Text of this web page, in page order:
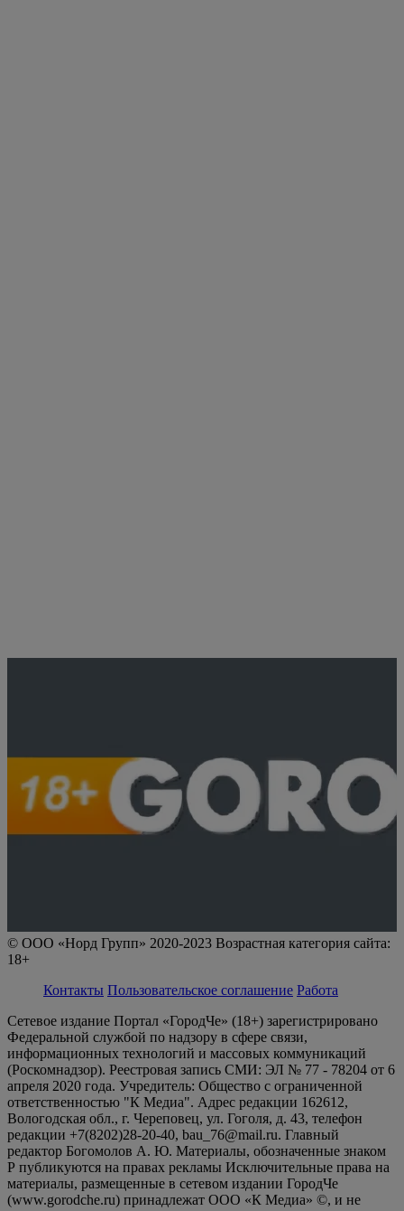
© ООО «Норд Групп» 2020-2023 Возрастная категория сайта:
18+
Контакты Пользовательское соглашение Работа
Сетевое издание Портал «ГородЧе» (18+) зарегистрировано
Федеральной службой по надзору в сфере связи,
информационных технологий и массовых коммуникаций
(Роскомнадзор). Реестровая запись СМИ: ЭЛ № 77 - 78204 от 6
апреля 2020 года. Учредитель: Общество с ограниченной
ответственностью "К Медиа". Адрес редакции 162612,
Вологодская обл., г. Череповец, ул. Гоголя, д. 43, телефон
редакции +7(8202)28-20-40, bau_76@mail.ru. Главный
редактор Богомолов А. Ю. Материалы, обозначенные знаком
Р публикуются на правах рекламы Исключительные права на
материалы, размещенные в сетевом издании ГородЧе
(www.gorodche.ru) принадлежат ООО «К Медиа» ©, и не